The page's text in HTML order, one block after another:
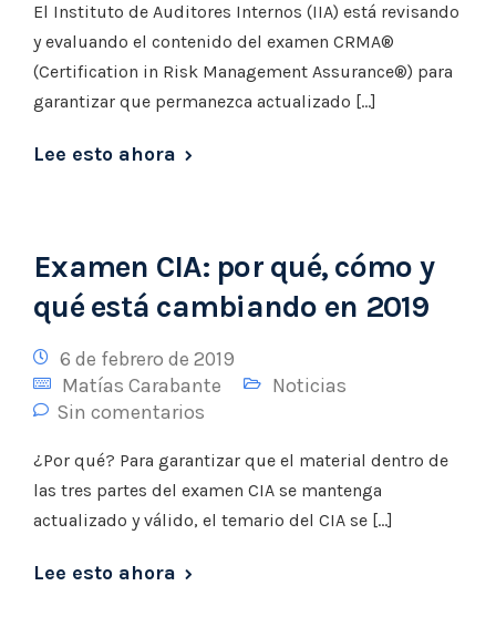
El Instituto de Auditores Internos (IIA) está revisando
y evaluando el contenido del examen CRMA®
(Certification in Risk Management Assurance®) para
garantizar que permanezca actualizado […]
Lee esto ahora
Examen CIA: por qué, cómo y
qué está cambiando en 2019
6 de febrero de 2019
Matías Carabante
Noticias
Sin comentarios
¿Por qué? Para garantizar que el material dentro de
las tres partes del examen CIA se mantenga
actualizado y válido, el temario del CIA se […]
Lee esto ahora